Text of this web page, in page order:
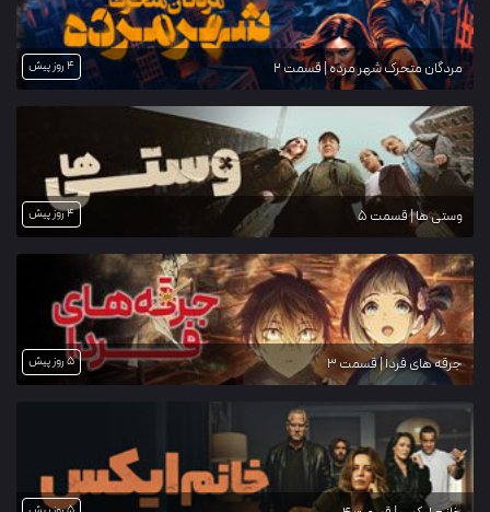
مردگان متحرک شهر مرده | قسمت 2 4 روز پیش
وستی ها | قسمت 5 4 روز پیش
جرقه های فردا | قسمت 3 5 روز پیش